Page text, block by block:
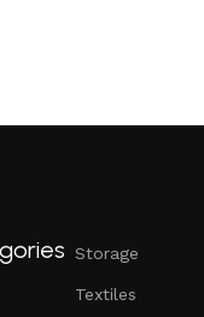
Storage
Textiles